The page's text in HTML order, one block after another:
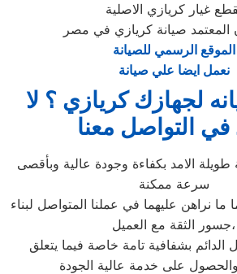
غيار كريازي الاصلية
المعتمد صيانة كريازي في مصر
الموقع الرسمي للصيانة
نعمل ايضا علي صيانة
لجهازك كريازي ؟ لا
في التواصل معنا
الامد بكفاءة وجودة عالية وبأقصى
سرعة ممكنة
ما نراهن عليهما في عملنا المتواصل لبناء
جسور الثقة مع العميل،
الدائم بشفافية تامة خاصة فيما يتعلق